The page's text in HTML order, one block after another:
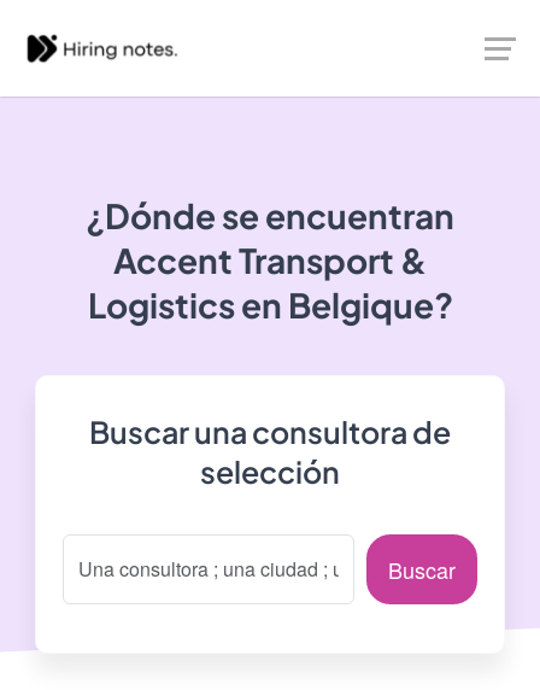
¿Dónde se encuentran
Accent Transport &
Logisticsen Belgique?
Buscar una consultora de
selección
Buscar